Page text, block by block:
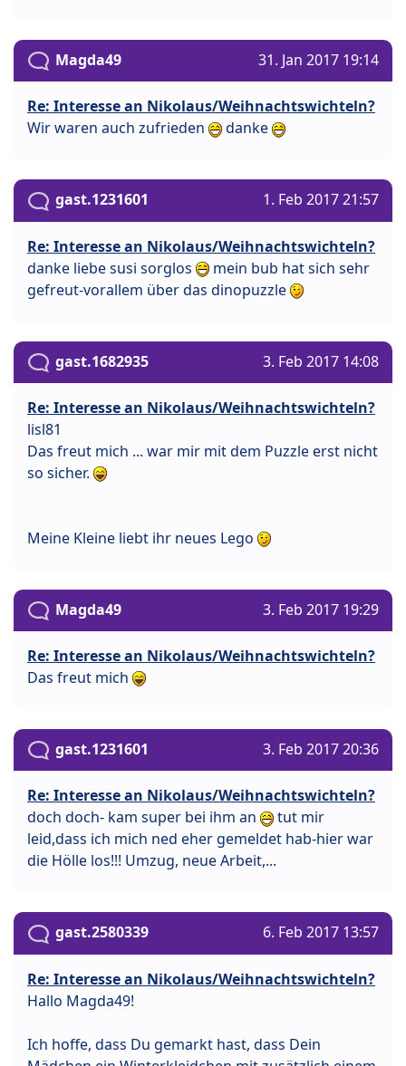
Magda49 31. Jan 2017 19:14
Re: Interesse an Nikolaus/Weihnachtswichteln?
Wir waren auch zufrieden
danke
gast.1231601 1. Feb 2017 21:57
Re: Interesse an Nikolaus/Weihnachtswichteln?
danke liebe susi sorglos
mein bub hat sich sehr
gefreut-vorallem über das dinopuzzle
gast.1682935 3. Feb 2017 14:08
Re: Interesse an Nikolaus/Weihnachtswichteln?
lisl81
Das freut mich ... war mir mit dem Puzzle erst nicht
so sicher.
Meine Kleine liebt ihr neues Lego
Magda49 3. Feb 2017 19:29
Re: Interesse an Nikolaus/Weihnachtswichteln?
Das freut mich
gast.1231601 3. Feb 2017 20:36
Re: Interesse an Nikolaus/Weihnachtswichteln?
doch doch- kam super bei ihm an
tut mir
leid,dass ich mich ned eher gemeldet hab-hier war
die Hölle los!!! Umzug, neue Arbeit,...
gast.2580339 6. Feb 2017 13:57
Re: Interesse an Nikolaus/Weihnachtswichteln?
Hallo Magda49!
Ich hoffe, dass Du gemarkt hast, dass Dein